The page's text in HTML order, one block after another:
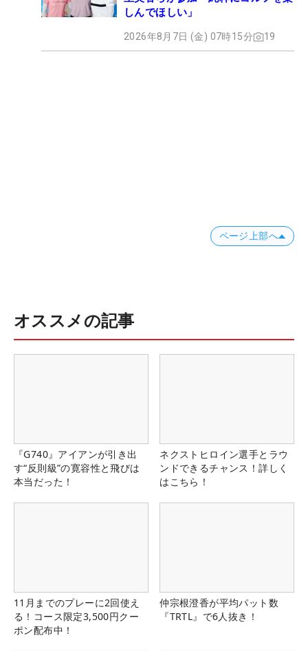
しんでほしい」
2026年8月7日 (金) 07時15分 19
ページ上部へ
オススメの記事
『G740』アイアンが引き出
す“反則級”の寛容性と飛びは
本当だった！
ネクストヒロイン選手とラウ
ンドできるチャンス！詳しく
はこちら！
11月までのプレーに2回使え
る！コース限定3,500円クー
ポン配布中！
仲宗根澄香が平均パット数
『TRTL』で6人抜き！